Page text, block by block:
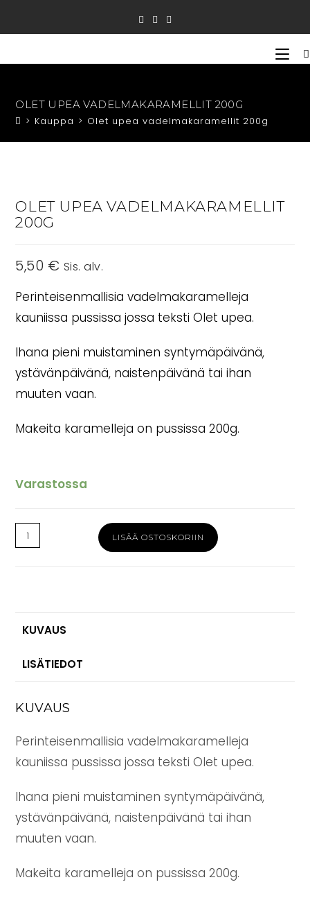
OLET UPEA VADELMAKARAMELLIT 200G
> Kauppa > Olet upea vadelmakaramellit 200g
OLET UPEA VADELMAKARAMELLIT
200G
5,50 € Sis. alv.
Perinteisenmallisia vadelmakaramelleja
kauniissa pussissa jossa teksti Olet upea.
Ihana pieni muistaminen syntymäpäivänä,
ystävänpäivänä, naistenpäivänä tai ihan
muuten vaan.
Makeita karamelleja on pussissa 200g.
Varastossa
Olet
upea
LISÄÄ OSTOSKORIIN
KUVAUS
LISÄTIEDOT
KUVAUS
Perinteisenmallisia vadelmakaramelleja
kauniissa pussissa jossa teksti Olet upea.
Ihana pieni muistaminen syntymäpäivänä,
ystävänpäivänä, naistenpäivänä tai ihan
muuten vaan.
Makeita karamelleja on pussissa 200g.